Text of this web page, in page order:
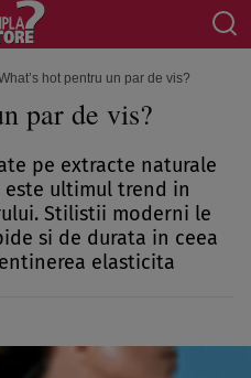
hot pentru un par de vis?
par de vis?
pe extracte naturale
ultimul trend in
Stilistii moderni le
si de durata in ceea
elasticita